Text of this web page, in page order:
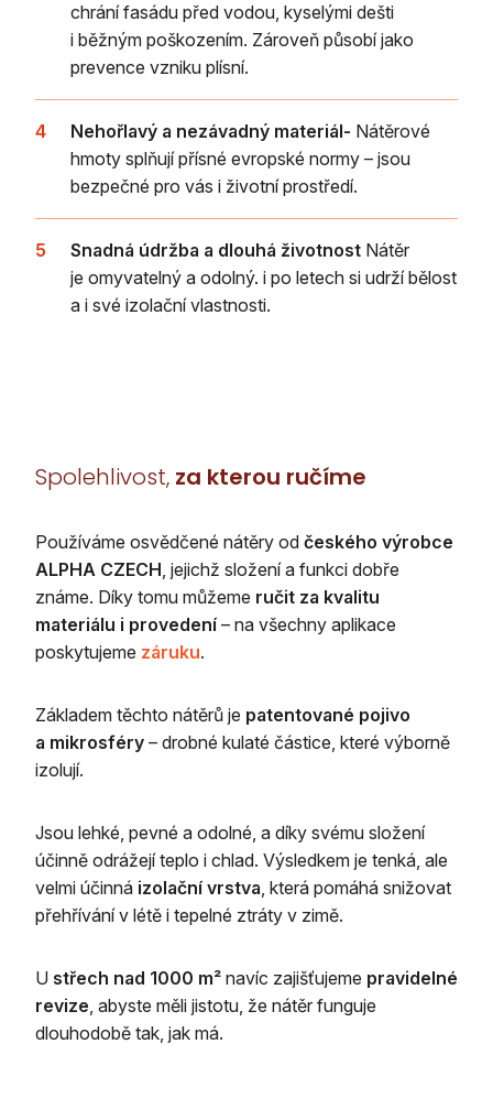
chrání fasádu před vodou, kyselými dešti
i běžným poškozením. Zároveň působí jako
prevence vzniku plísní.
4 Nehořlavý a nezávadný materiál- Nátěrové
hmoty splňují přísné evropské normy – jsou
bezpečné pro vás i životní prostředí.
5 Snadná údržba a dlouhá životnost Nátěr
je omyvatelný a odolný. i po letech si udrží bělost
a i své izolační vlastnosti.
Spolehlivost, za kterou ručíme
Používáme osvědčené nátěry od českého výrobce
ALPHA CZECH, jejichž složení a funkci dobře
známe. Díky tomu můžeme ručit za kvalitu
materiálu i provedení – na všechny aplikace
poskytujeme záruku.
Základem těchto nátěrů je patentované pojivo
a mikrosféry – drobné kulaté částice, které výborně
izolují.
Jsou lehké, pevné a odolné, a díky svému složení
účinně odrážejí teplo i chlad. Výsledkem je tenká, ale
velmi účinná izolační vrstva, která pomáhá snižovat
přehřívání v létě i tepelné ztráty v zimě.
U střech nad 1000 m² navíc zajišťujeme pravidelné
revize, abyste měli jistotu, že nátěr funguje
dlouhodobě tak, jak má.